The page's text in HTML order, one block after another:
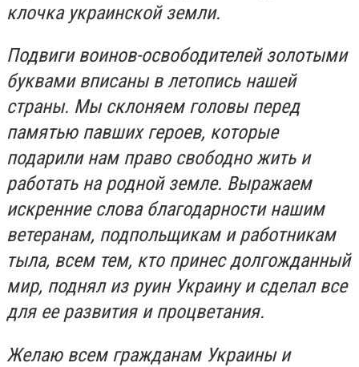
клочка украинской земли.
Подвиги воинов-освободителей золотыми
буквами вписаны в летопись нашей
страны. Мы склоняем головы перед
памятью павших героев, которые
подарили нам право свободно жить и
работать на родной земле. Выражаем
искренние слова благодарности нашим
ветеранам, подпольщикам и работникам
тыла, всем тем, кто принес долгожданный
мир, поднял из руин Украину и сделал все
для ее развития и процветания.
Желаю всем гражданам Украины и